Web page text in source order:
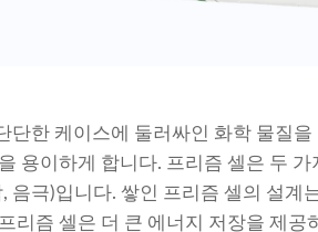
단한 케이스에 둘러싸인 화학 물질
용이하게 합니다. 프리즘 셀은 두
음극)입니다. 쌓인 프리즘 셀의 설계
리즘 셀은 더 큰 에너지 저장을 제공